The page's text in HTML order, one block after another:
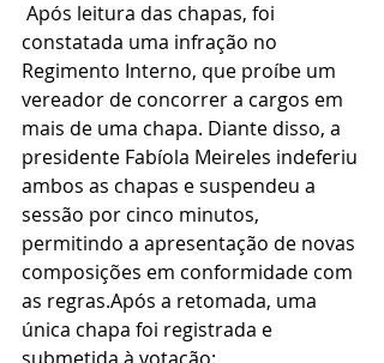
constatada uma infração no
Regimento Interno, que proíbe um
vereador de concorrer a cargos em
mais de uma chapa. Diante disso, a
presidente Fabíola Meireles indeferiu
ambos as chapas e suspendeu a
sessão por cinco minutos,
permitindo a apresentação de novas
composições em conformidade com
as regras.Após a retomada, uma
única chapa foi registrada e